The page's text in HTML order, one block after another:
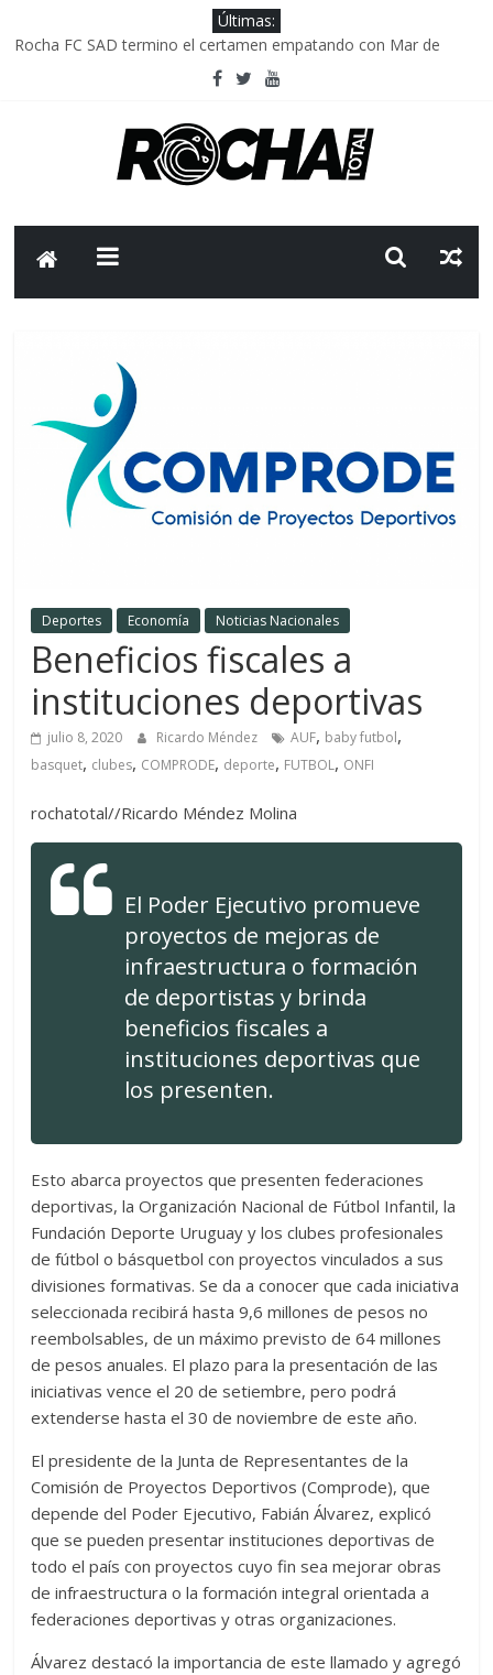
Últimas:
Rocha FC SAD termino el certamen empatando con Mar de
Delegación parlamentaria uruguaya llega a Israel; el Frente
Caso Charles Carrera: la causa que sobrevivió al paso del tiempo
Criminalidad en Uruguay: menos delitos,los homicidios son lo
Deportes Economía Noticias Nacionales
Beneficios fiscales a
instituciones deportivas
julio 8, 2020 Ricardo Méndez AUF, baby futbol,
basquet, clubes, COMPRODE, deporte, FUTBOL, ONFI
rochatotal//Ricardo Méndez Molina
El Poder Ejecutivo promueve
proyectos de mejoras de
infraestructura o formación
de deportistas y brinda
beneficios fiscales a
instituciones deportivas que
los presenten.
Esto abarca proyectos que presenten federaciones
deportivas, la Organización Nacional de Fútbol Infantil, la
Fundación Deporte Uruguay y los clubes profesionales
de fútbol o básquetbol con proyectos vinculados a sus
divisiones formativas. Se da a conocer que cada iniciativa
seleccionada recibirá hasta 9,6 millones de pesos no
reembolsables, de un máximo previsto de 64 millones
de pesos anuales. El plazo para la presentación de las
iniciativas vence el 20 de setiembre, pero podrá
extenderse hasta el 30 de noviembre de este año.
El presidente de la Junta de Representantes de la
Comisión de Proyectos Deportivos (Comprode), que
depende del Poder Ejecutivo, Fabián Álvarez, explicó
que se pueden presentar instituciones deportivas de
todo el país con proyectos cuyo fin sea mejorar obras
de infraestructura o la formación integral orientada a
federaciones deportivas y otras organizaciones.
Álvarez destacó la importancia de este llamado y agregó